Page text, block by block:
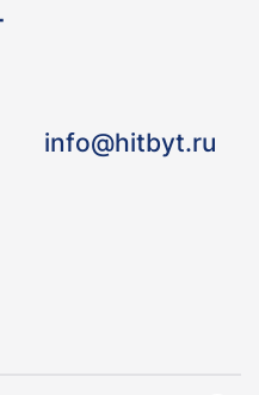
info@hitbyt.ru